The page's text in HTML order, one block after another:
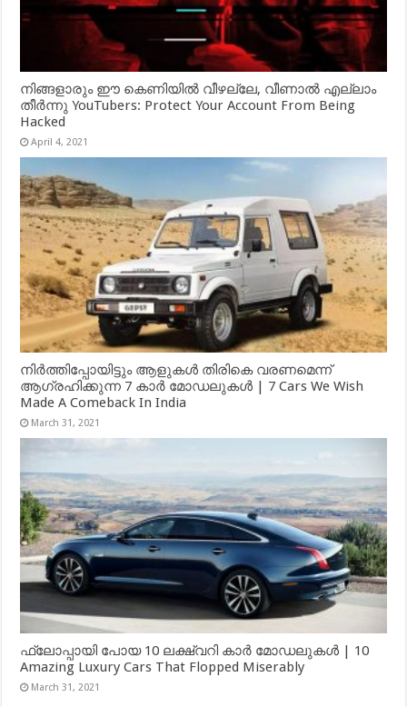
നിങ്ങളാരും ഈ കെണിയിൽ വീഴല്ലേ, വീണാൽ എല്ലാം
തീർന്നു YouTubers: Protect Your Account From Being
Hacked
April 4, 2021
നിർത്തിപ്പോയിട്ടും ആളുകൾ തിരികെ വരണമെന്ന്
ആഗ്രഹിക്കുന്ന 7 കാർ മോഡലുകൾ | 7 Cars We Wish
Made A Comeback In India
March 31, 2021
ഫ്ലോപ്പായി പോയ 10 ലക്ഷ്വറി കാർ മോഡലുകൾ | 10
Amazing Luxury Cars That Flopped Miserably
March 31, 2021